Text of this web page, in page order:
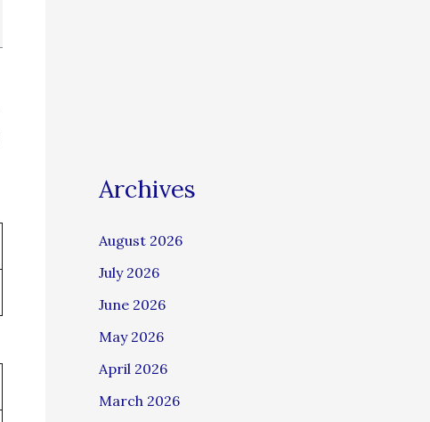
Archives
August 2026
July 2026
June 2026
May 2026
April 2026
March 2026